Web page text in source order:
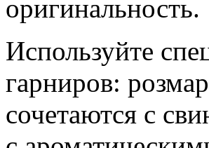
оригинальность.
Используйте
гарниров:
сочетаются с